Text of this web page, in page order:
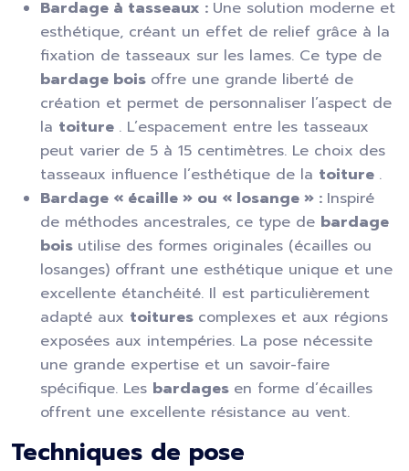
Bardage à tasseaux : Une solution moderne et
esthétique, créant un effet de relief grâce à la
fixation de tasseaux sur les lames. Ce type de
bardage bois offre une grande liberté de
création et permet de personnaliser l’aspect de
la toiture . L’espacement entre les tasseaux
peut varier de 5 à 15 centimètres. Le choix des
tasseaux influence l’esthétique de la toiture .
Bardage « écaille » ou « losange » : Inspiré
de méthodes ancestrales, ce type de bardage
bois utilise des formes originales (écailles ou
losanges) offrant une esthétique unique et une
excellente étanchéité. Il est particulièrement
adapté aux toitures complexes et aux régions
exposées aux intempéries. La pose nécessite
une grande expertise et un savoir-faire
spécifique. Les bardages en forme d’écailles
offrent une excellente résistance au vent.
Techniques de pose